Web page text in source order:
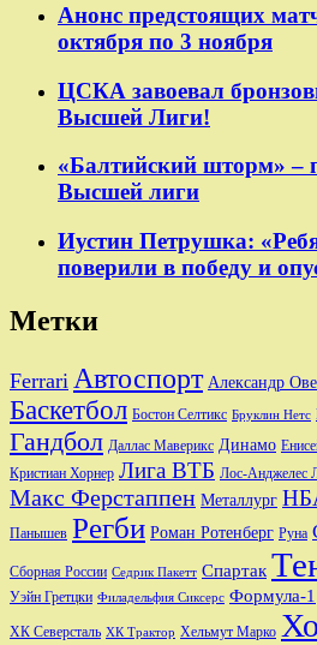
Анонс предстоящих
октября по 3 ноября
ЦСКА завоевал
Высшей Лиги!
«Балтийский шторм» –
Высшей лиги
Иустин Петрушка:
поверили в победу и
Метки
Ferrari Автоспорт Александр
Баскетбол Бостон Селтикс Бруклин Нетс
Гандбол Даллас Маверикс Динамо
Кристиан Хорнер Лига ВТБ Лос-Анджелес
Макс Ферстаппен Металлург
Панышев Регби Роман Ротенберг Руна
Сборная России Седрик Пакетт Спартак
Уэйн Гретцки Филадельфия Сиксерс Формула-1
ХК Северсталь ХК Трактор Хельмут Марко